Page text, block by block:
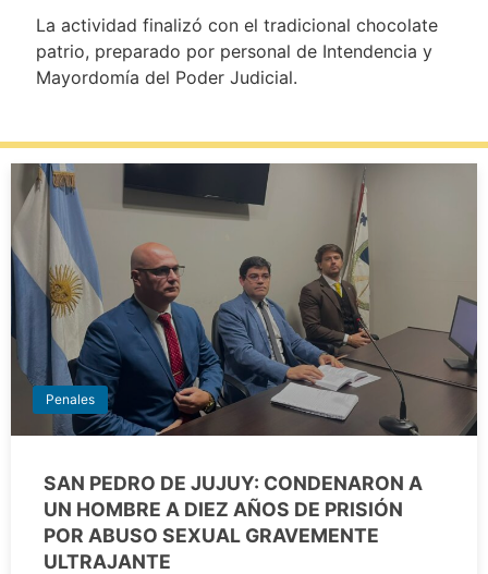
La actividad finalizó con el tradicional chocolate
patrio, preparado por personal de Intendencia y
Mayordomía del Poder Judicial.
Penales
SAN PEDRO DE JUJUY: CONDENARON A
UN HOMBRE A DIEZ AÑOS DE PRISIÓN
POR ABUSO SEXUAL GRAVEMENTE
ULTRAJANTE